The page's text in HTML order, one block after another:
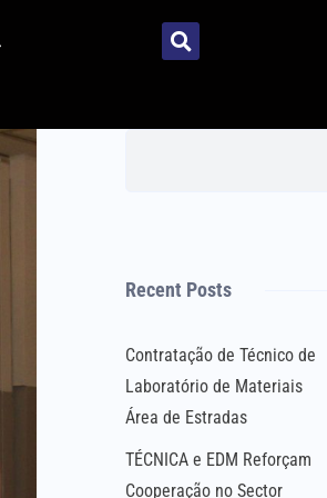
Recent Posts
Contratação de Técnico de
Laboratório de Materiais
Área de Estradas
TÉCNICA e EDM Reforçam
Cooperação no Sector